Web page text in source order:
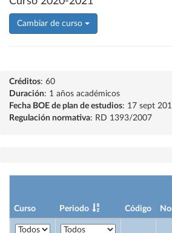
Cambiar de curso
Créditos: 60
Duración: 1 años académicos
Fecha BOE de plan de estudios: 17 sept
Regulación normativa: RD 1393/2007
Curso Periodo Código